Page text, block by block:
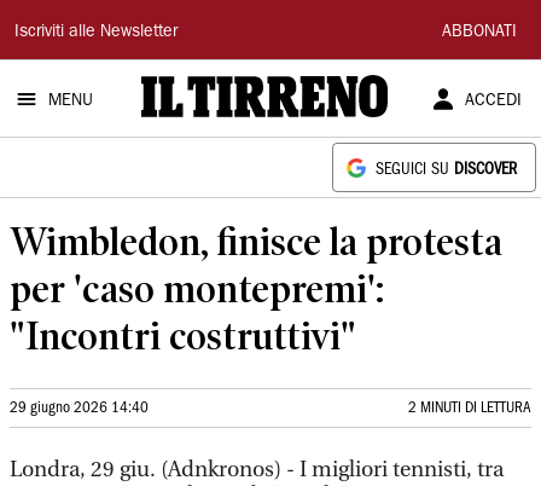
Il
Tirreno
Iscriviti alle Newsletter ABBONATI
MENU ACCEDI
SEGUICI SU DISCOVER
Wimbledon, finisce la protesta
per 'caso montepremi':
"Incontri costruttivi"
29 giugno 2026 14:40 2 MINUTI DI LETTURA
Londra, 29 giu. (Adnkronos) - I migliori tennisti, tra